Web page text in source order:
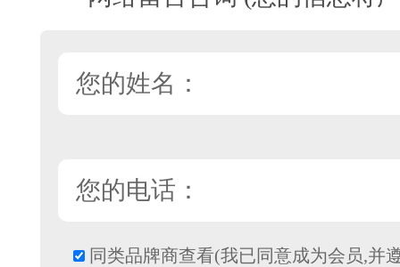
同类品牌商查看(我已同意成为会员,并